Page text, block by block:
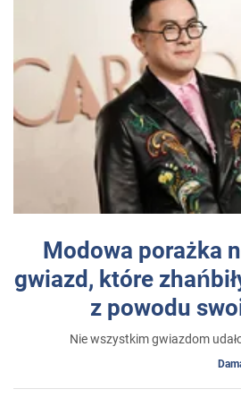
Modowa porażka
gwiazd, które
z powodu
Nie wszystkim gwiazdom